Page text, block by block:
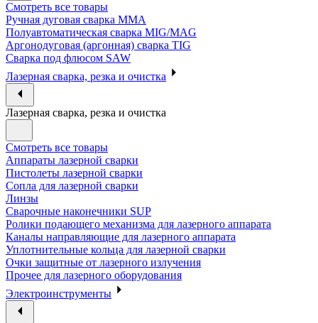
Смотреть все товары
Ручная дуговая сварка MMA
Полуавтоматическая сварка MIG/MAG
Аргонодуговая (аргонная) сварка TIG
Сварка под флюсом SAW
Лазерная сварка, резка и очистка
Лазерная сварка, резка и очистка
Смотреть все товары
Аппараты лазерной сварки
Пистолеты лазерной сварки
Сопла для лазерной сварки
Линзы
Сварочные наконечники SUP
Ролики подающего механизма для лазерного аппарата
Каналы направляющие для лазерного аппарата
Уплотнительные кольца для лазерной сварки
Очки защитные от лазерного излучения
Прочее для лазерного оборудования
Электроинструменты